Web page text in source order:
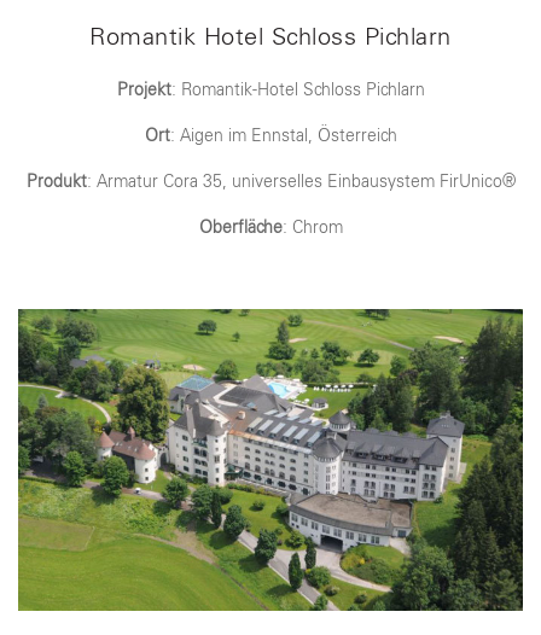
Romantik Hotel Schloss Pichlarn
Projekt: Romantik-Hotel Schloss Pichlarn
Ort: Aigen im Ennstal, Österreich
Produkt: Armatur Cora 35, universelles Einbausystem FirUnico®
Oberfläche: Chrom